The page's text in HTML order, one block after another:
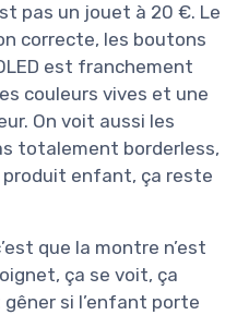
pas un jouet à 20 €. Le
correcte, les boutons
est franchement
couleurs vives et une
On voit aussi les
totalement borderless,
produit enfant, ça reste
que la montre n’est
ça se voit, ça
si l’enfant porte